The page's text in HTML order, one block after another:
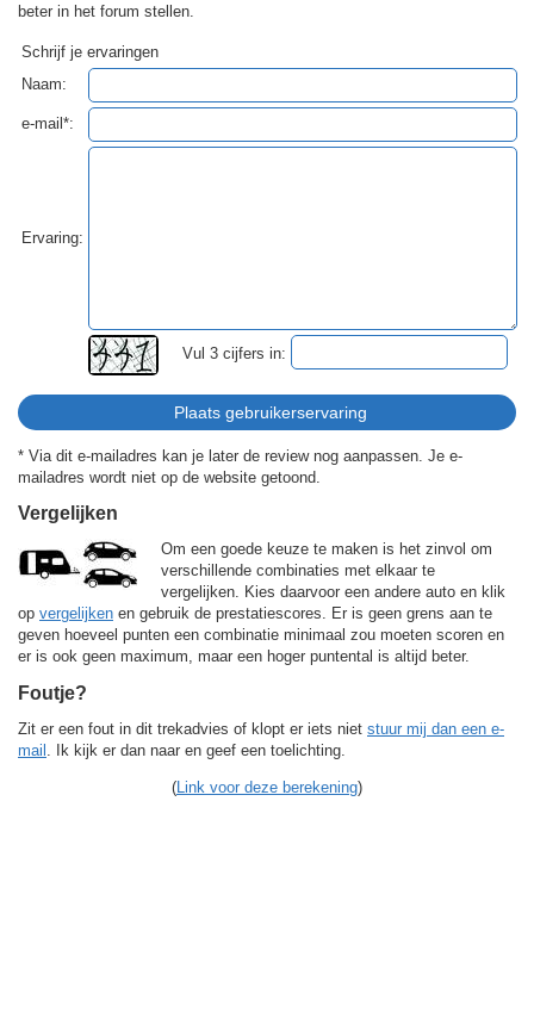
beter in het forum stellen.
Schrijf je ervaringen
Naam:
e-mail*:
Ervaring:
Vul 3 cijfers in:
* Via dit e-mailadres kan je later de review nog aanpassen. Je e-
mailadres wordt niet op de website getoond.
Vergelijken
Om een goede keuze te maken is het zinvol om
verschillende combinaties met elkaar te
vergelijken. Kies daarvoor een andere auto en klik
op vergelijken en gebruik de prestatiescores. Er is geen grens aan te
geven hoeveel punten een combinatie minimaal zou moeten scoren en
er is ook geen maximum, maar een hoger puntental is altijd beter.
Foutje?
Zit er een fout in dit trekadvies of klopt er iets niet stuur mij dan een e-
mail
. Ik kijk er dan naar en geef een toelichting.
( Link voor deze berekening)